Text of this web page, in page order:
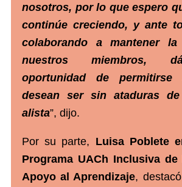
nosotros, por lo que espero
continúe creciendo, y ante
colaborando a mantener
nuestros miembros,
oportunidad de permitirse
desean ser sin ataduras
alista”, dijo.
Por su parte, Luisa Poblete
Programa UACh Inclusiva
Apoyo al Aprendizaje,